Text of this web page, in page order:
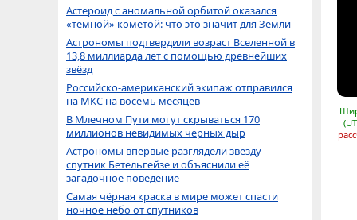
Астероид с аномальной орбитой оказался
«темной» кометой: что это значит для Земли
Астрономы подтвердили возраст Вселенной в
13,8 миллиарда лет с помощью древнейших
звёзд
Российско-американский экипаж отправился
на МКС на восемь месяцев
В Млечном Пути могут скрываться 170
миллионов невидимых черных дыр
Астрономы впервые разглядели звезду-
спутник Бетельгейзе и объяснили её
загадочное поведение
Самая чёрная краска в мире может спасти
ночное небо от спутников